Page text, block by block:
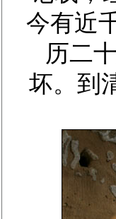
今有近
历二
坏。到